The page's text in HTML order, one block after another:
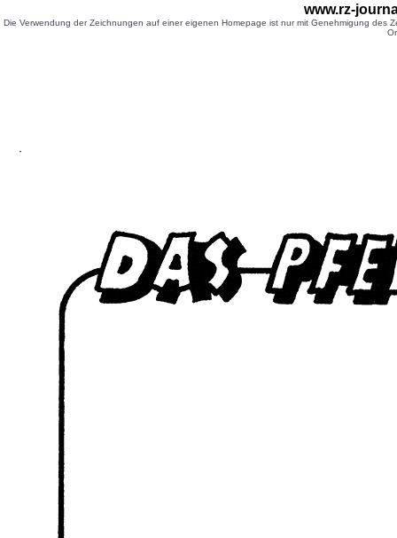
www.rz-
Die Verwendung der Zeichnungen auf einer eigenen Homepage ist nur mit Genehmigung